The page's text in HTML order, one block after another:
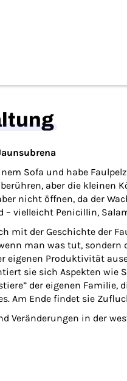
Sofa und habe
aber die kleinen
nicht öffnen, da der
vielleicht Penicillin,
mit der Geschichte der
man was tut,
Produktivität
sie sich Aspekten
der eigenen
Am Ende findet sie
Veränderungen in der